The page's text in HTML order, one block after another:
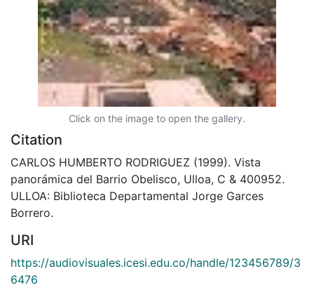
Click on the image to open the gallery.
Citation
CARLOS HUMBERTO RODRIGUEZ (1999). Vista
panorámica del Barrio Obelisco, Ulloa, C & 400952.
ULLOA: Biblioteca Departamental Jorge Garces
Borrero.
URI
https://audiovisuales.icesi.edu.co/handle/123456789/3
6476